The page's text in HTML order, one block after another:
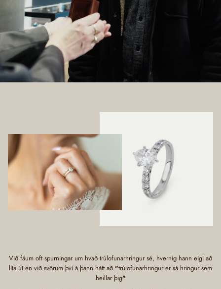
Við fáum oft spurningar um hvað trúlofunarhringur sé, hvernig hann eigi að
líta út en við svörum því á þann hátt að "trúlofunarhringur er sá hringur sem
heillar þig"